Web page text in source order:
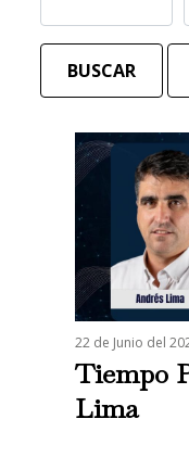
BUSCAR
22 de Junio del
Tiempo
Lima